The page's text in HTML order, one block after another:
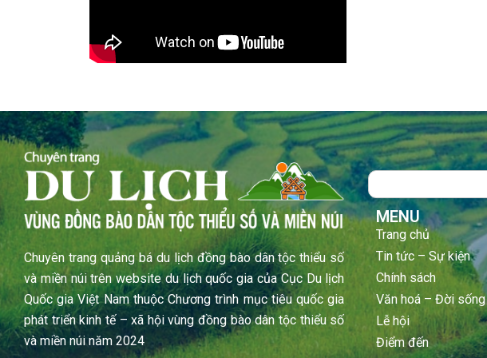
Chuyên trang quảng bá du lịch đồng bào dân tộc thiểu số
và miền núi trên website du lịch quốc gia của Cục Du lịch
Quốc gia Việt Nam thuộc Chương trình mục tiêu quốc gia
phát triển kinh tế – xã hội vùng đồng bào dân tộc thiểu số
và miền núi năm 2024
Search
MENU
Trang chủ
Tin tức – Sự kiện
Chính sách
Văn hoá – Đời sống
Lễ hội
Điểm đến